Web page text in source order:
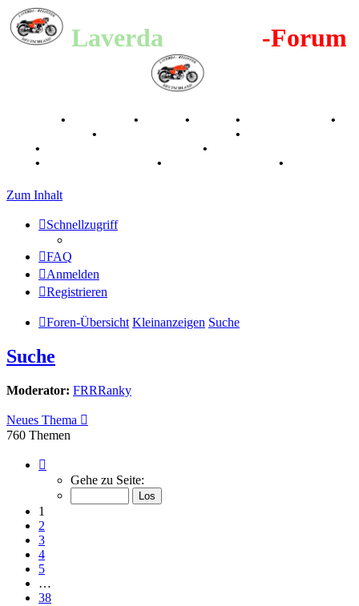
Laverda -Forum
• • • •
•
• •
• •
• • •
Zum Inhalt
Schnellzugriff
FAQ
Anmelden
Registrieren
Foren-Übersicht Kleinanzeigen Suche
Suche
Moderator: FRRRanky
Neues Thema
760 Themen
von
Gehe zu Seite:
1
2
3
4
5
…
38